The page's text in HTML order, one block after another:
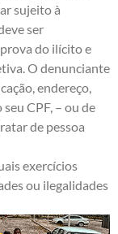
sujeito à
ser
do ilícito e
O denunciante
endereço,
CPF, – ou de
de pessoa
exercícios
ou ilegalidades